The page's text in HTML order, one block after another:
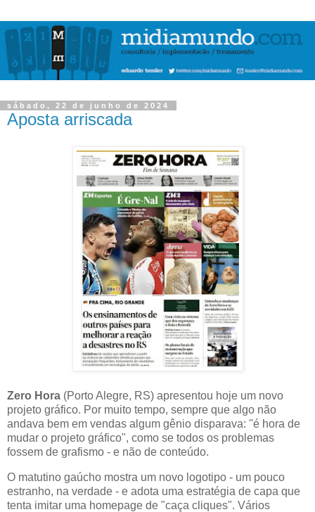
sábado, 22 de junho de 2024
Aposta arriscada
Zero Hora (Porto Alegre, RS) apresentou hoje um novo
projeto gráfico. Por muito tempo, sempre que algo não
andava bem em vendas algum gênio disparava: ''é hora de
mudar o projeto gráfico", como se todos os problemas
fossem de grafismo - e não de conteúdo.
O matutino gaúcho mostra um novo logotipo - um pouco
estranho, na verdade - e adota uma estratégia de capa que
tenta imitar uma homepage de "caça cliques". Vários